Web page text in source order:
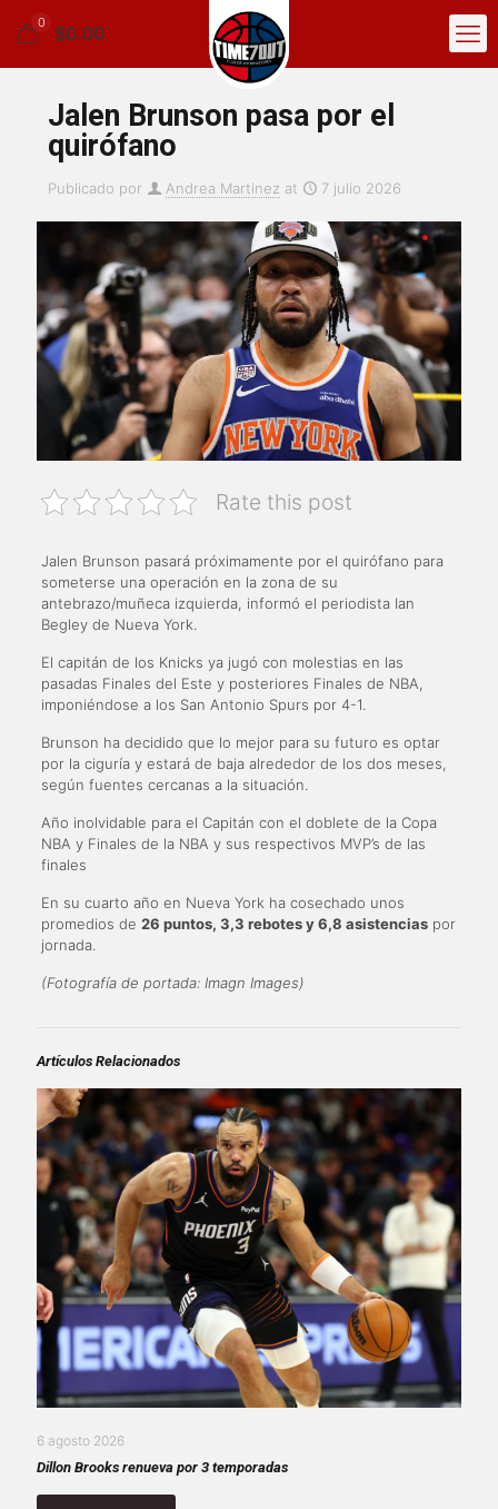
0 $0.00
Jalen Brunson pasa por el
quirófano
Publicado por Andrea Martinez at 7 julio 2026
Rate this post
Jalen Brunson pasará próximamente por el quirófano para
someterse una operación en la zona de su
antebrazo/muñeca izquierda, informó el periodista Ian
Begley de Nueva York.
El capitán de los Knicks ya jugó con molestias en las
pasadas Finales del Este y posteriores Finales de NBA,
imponiéndose a los San Antonio Spurs por 4-1.
Brunson ha decidido que lo mejor para su futuro es optar
por la ciguría y estará de baja alrededor de los dos meses,
según fuentes cercanas a la situación.
Año inolvidable para el Capitán con el doblete de la Copa
NBA y Finales de la NBA y sus respectivos MVP’s de las
finales
En su cuarto año en Nueva York ha cosechado unos
promedios de 26 puntos, 3,3 rebotes y 6,8 asistenciaspor
jornada.
(Fotografía de portada: Imagn Images)
Artículos Relacionados
6 agosto 2026
Dillon Brooks renueva por 3 temporadas